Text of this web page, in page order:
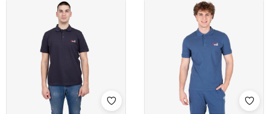
Shto në wishlist